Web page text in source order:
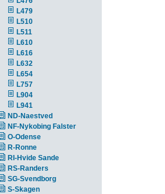
L479
L510
L511
L610
L616
L632
L654
L757
L904
L941
ND-Naestved
NF-Nykobing Falster
O-Odense
R-Ronne
RI-Hvide Sande
RS-Randers
SG-Svendborg
S-Skagen